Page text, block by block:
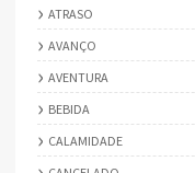
ATRASO
AVANÇO
AVENTURA
BEBIDA
CALAMIDADE